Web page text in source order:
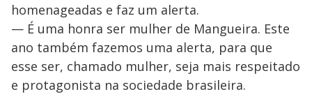
homenageadas e faz um alerta.
— É uma honra ser mulher de Mangueira. Este
ano também fazemos uma alerta, para que
esse ser, chamado mulher, seja mais respeitado
e protagonista na sociedade brasileira.